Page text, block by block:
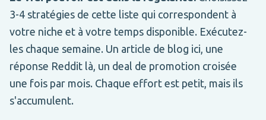
3-4 stratégies de cette liste qui correspondent à
votre niche et à votre temps disponible. Exécutez-
les chaque semaine. Un article de blog ici, une
réponse Reddit là, un deal de promotion croisée
une fois par mois. Chaque effort est petit, mais ils
s'accumulent.